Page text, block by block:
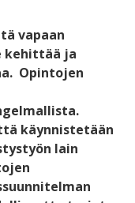
vapaan
kehittää ja
Opintojen
käynnistetään
lain